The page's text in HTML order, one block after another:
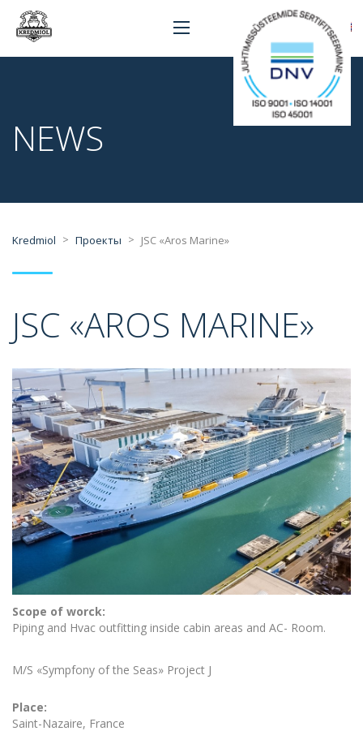
NEWS
Kredmiol > Проекты > JSC «Aros Marine»
JSC «AROS MARINE»
Scope of worck:
Piping and Hvac outfitting inside cabin areas and AC- Room.
M/S «Sympfony of the Seas» Project J
Place:
Saint-Nazaire, France